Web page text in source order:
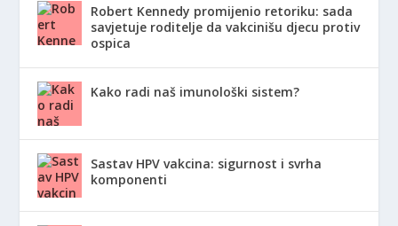
Robert Kennedy promijenio retoriku: sada
savjetuje roditelje da vakcinišu djecu protiv
ospica
Kako radi naš imunološki sistem?
Sastav HPV vakcina: sigurnost i svrha
komponenti